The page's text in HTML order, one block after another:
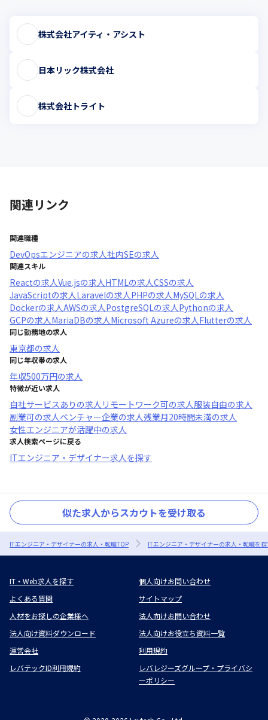
株式会社アイティ・アシスト
日本リック株式会社
株式会社トライト
関連リンク
関連職種
DevOpsエンジニアの求人社内SEの求人
関連スキル
Reactの求人Vue.jsの求人HTMLの求人CSSの求人
JavaScriptの求人Laravelの求人PHPの求人MySQLの求人
Dockerの求人AWSの求人PostgreSQLの求人Pythonの求人
GCPの求人MariaDBの求人Microsoft Azureの求人Flutterの求人
同じ勤務地の求人
東京都の求人
同じ年収帯の求人
年収500万円の求人
特徴が近い求人
自社サービスあり の求人 リモートワーク可の求人服装自由の求人
副業可の求人ベンチャー企業の求人残業月20時間未満の求人
女性エンジニアが活躍中の求人
求人検索ページに戻る
ITエンジニア・デザイナー求人を探す
似た求人からスカウトを受け取る
ITエンジニア・デザイナーの求人・転職TOP ITエンジニア・デザイナーの求人・転職を
IT・Web求人を探す
個人向けお問い合わせ
よくある質問
サイトマップ
人材をお探しの企業様へ
法人向けお問い合わせ
法人向け資料ダウンロード
法人向けお役立ち資料一覧
運営会社
利用規約
レバテックID利用規約
レバレジーズグループ・プライバシ
ーポリシー